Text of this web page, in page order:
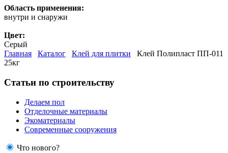
Область применения:
внутри и снаружи
Цвет:
Серый
Главная
Каталог Клей для плитки
Клей Полипласт ПП-011
25кг
Статьи по строительству
Делаем пол
Отделочные материалы
Экоматериалы
Современные сооружения
Что нового?